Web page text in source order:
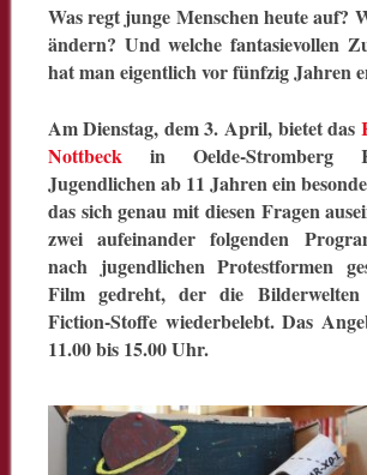
Was regt junge Menschen heute auf?
ändern? Und welche fantasievollen
hat man eigentlich vor fünfzig Jahren
Am Dienstag, dem 3. April, bietet das
Nottbeck in Oelde-Stromberg
Jugendlichen ab 11 Jahren ein
das sich genau mit diesen Fragen
zwei aufeinander folgenden
nach jugendlichen Protestformen
Film gedreht, der die Bilderwelten
Fiction-Stoffe wiederbelebt. Das
11.00 bis 15.00 Uhr.